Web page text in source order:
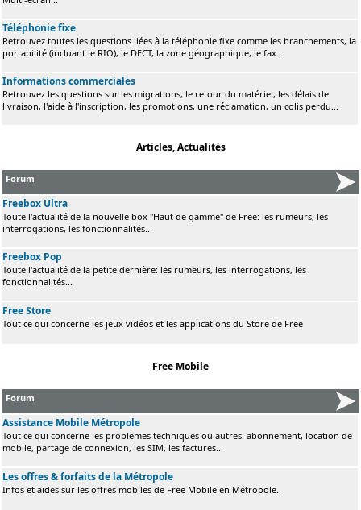
Téléphonie fixe
Retrouvez toutes les questions liées à la téléphonie fixe comme les branchements, la
portabilité (incluant le RIO), le DECT, la zone géographique, le fax...
Informations commerciales
Retrouvez les questions sur les migrations, le retour du matériel, les délais de
livraison, l'aide à l'inscription, les promotions, une réclamation, un colis perdu...
Articles, Actualités
Forum
Freebox Ultra
Toute l'actualité de la nouvelle box "Haut de gamme" de Free: les rumeurs, les
interrogations, les fonctionnalités...
Freebox Pop
Toute l'actualité de la petite dernière: les rumeurs, les interrogations, les
fonctionnalités...
Free Store
Tout ce qui concerne les jeux vidéos et les applications du Store de Free
Free Mobile
Forum
Assistance Mobile Métropole
Tout ce qui concerne les problèmes techniques ou autres: abonnement, location de
mobile, partage de connexion, les SIM, les factures...
Les offres & forfaits de la Métropole
Infos et aides sur les offres mobiles de Free Mobile en Métropole.